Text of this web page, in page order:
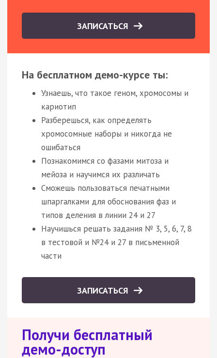
ЗАПИСАТЬСЯ
На бесплатном демо-курсе ты:
Узнаешь, что такое геном, хромосомы и
кариотип
Разберешься, как определять
хромосомные наборы и никогда не
ошибаться
Познакомимся со фазами митоза и
мейоза и научимся их различать
Сможешь пользоваться печатными
шпаргалками для обоснования фаз и
типов деления в линии 24 и 27
Научишься решать задания № 3, 5, 6, 7, 8
в тестовой и №24 и 27 в письменной
части
ЗАПИСАТЬСЯ
Получи бесплатный
демо-доступ